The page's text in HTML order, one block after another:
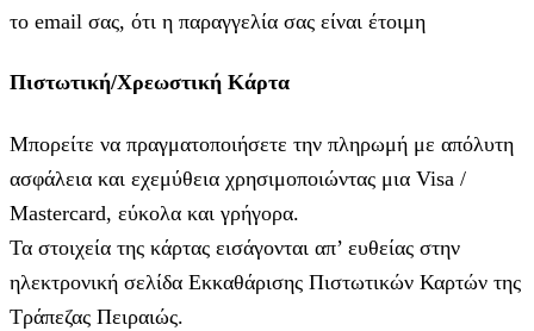
το email σας, ότι η παραγγελία σας είναι έτοιμη
Πιστωτική/Χρεωστική Κάρτα
Μπορείτε να πραγματοποιήσετε την πληρωμή με απόλυτη
ασφάλεια και εχεμύθεια χρησιμοποιώντας μια Visa /
Mastercard, εύκολα και γρήγορα.
Τα στοιχεία της κάρτας εισάγoνται απ’ ευθείας στην
ηλεκτρονική σελίδα Εκκαθάρισης Πιστωτικών Καρτών της
Τράπεζας Πειραιώς.